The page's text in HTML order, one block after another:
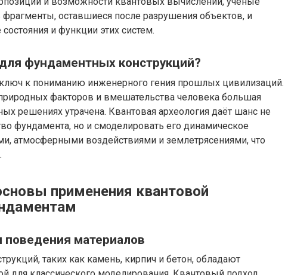
оставшиеся после разрушения объектов, и
и функции этих систем.
фундаментных конструкций?
к пониманию инженерного гения прошлых цивилизаций.
факторов и вмешательства человека большая
решениях утрачена. Квантовая археология даёт шанс не
фундамента, но и смоделировать его динамическое
атмосферными воздействиями и землетрясениями, что
применения квантовой
материалов
таких как камень, кирпич и бетон, обладают